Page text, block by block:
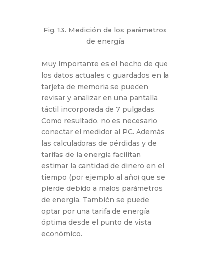
Fig. 13. Medición de los parámetros
de energía
Muy importante es el hecho de que
los datos actuales o guardados en la
tarjeta de memoria se pueden
revisar y analizar en una pantalla
táctil incorporada de 7 pulgadas.
Como resultado, no es necesario
conectar el medidor al PC. Además,
las calculadoras de pérdidas y de
tarifas de la energía facilitan
estimar la cantidad de dinero en el
tiempo (por ejemplo al año) que se
pierde debido a malos parámetros
de energía. También se puede
optar por una tarifa de energía
óptima desde el punto de vista
económico.